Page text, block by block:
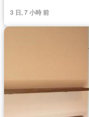
3 日, 7 小時 前